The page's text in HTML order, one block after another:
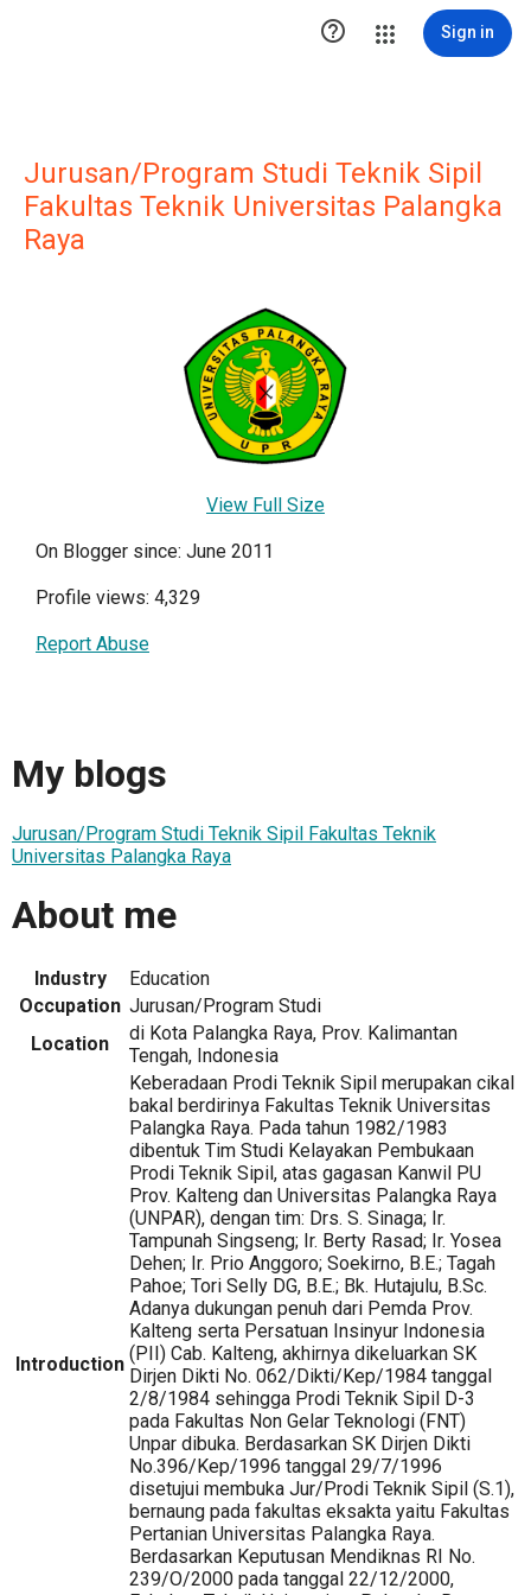
 Sign in
Jurusan/Program Studi Teknik Sipil
Fakultas Teknik Universitas Palangka
Raya
View Full Size
On Blogger since: June 2011
Profile views: 4,329
Report Abuse
My blogs
Jurusan/Program Studi Teknik Sipil Fakultas Teknik
Universitas Palangka Raya
About me
Industry
Education
Occupation Jurusan/Program Studi
Location
di Kota Palangka Raya, Prov. Kalimantan
Tengah, Indonesia
Introduction
Keberadaan Prodi Teknik Sipil merupakan cikal
bakal berdirinya Fakultas Teknik Universitas
Palangka Raya. Pada tahun 1982/1983
dibentuk Tim Studi Kelayakan Pembukaan
Prodi Teknik Sipil, atas gagasan Kanwil PU
Prov. Kalteng dan Universitas Palangka Raya
(UNPAR), dengan tim: Drs. S. Sinaga; Ir.
Tampunah Singseng; Ir. Berty Rasad; Ir. Yosea
Dehen; Ir. Prio Anggoro; Soekirno, B.E.; Tagah
Pahoe; Tori Selly DG, B.E.; Bk. Hutajulu, B.Sc.
Adanya dukungan penuh dari Pemda Prov.
Kalteng serta Persatuan Insinyur Indonesia
(PII) Cab. Kalteng, akhirnya dikeluarkan SK
Dirjen Dikti No. 062/Dikti/Kep/1984 tanggal
2/8/1984 sehingga Prodi Teknik Sipil D-3
pada Fakultas Non Gelar Teknologi (FNT)
Unpar dibuka. Berdasarkan SK Dirjen Dikti
No.396/Kep/1996 tanggal 29/7/1996
disetujui membuka Jur/Prodi Teknik Sipil (S.1),
bernaung pada fakultas eksakta yaitu Fakultas
Pertanian Universitas Palangka Raya.
Berdasarkan Keputusan Mendiknas RI No.
239/O/2000 pada tanggal 22/12/2000,